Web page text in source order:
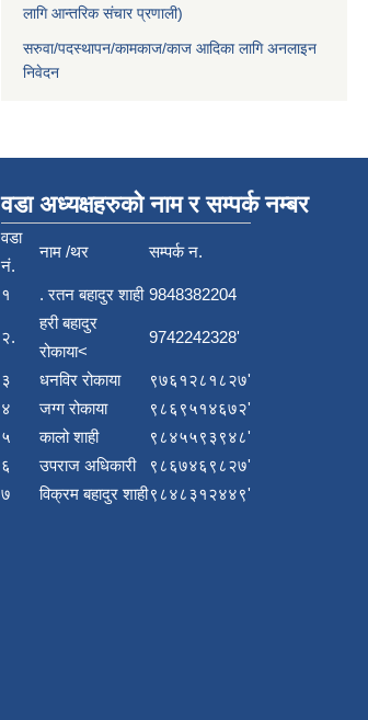
लागि आन्तरिक संचार प्रणाली)
सरुवा/पदस्थापन/कामकाज/काज आदिका लागि अनलाइन
निवेदन
वडा अध्यक्षहरुको नाम र सम्पर्क नम्बर
वडा
नं.
नाम /थर सम्पर्क न.
१ . रतन बहादुर शाही 9848382204
२.
हरी बहादुर
रोकाया<
9742242328'
३ धनविर रोकाया
९७६१२८१८२७'
४
जग्ग रोकाया
९८६९५१४६७२'
५
कालो शाही
९८४५५९३९४८'
६
उपराज अधिकारी
९८६७४६९८२७'
७
विक्रम बहादुर शाही९८४८३१२४४९'